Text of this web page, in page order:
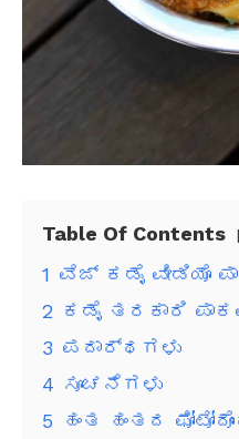
Table Of Contents
1 ವೆಜ್ ಕಡೈ ವೀಡಿಯೊ
2 ಕಡೈ ತರಕಾರಿ
3 ಪದಾರ್ಥಗಳು
4 ಸೂಚನೆಗಳು
5
ಹಂತ ಹಂತದ